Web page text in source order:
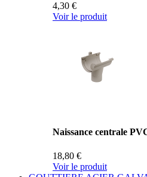
4,30 €
Voir le produit
Naissance centrale
18,80 €
Voir le produit